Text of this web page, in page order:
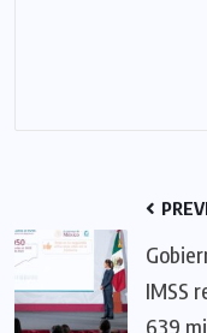
IMSS
639